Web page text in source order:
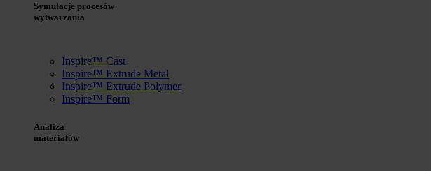
Symulacje procesów
wytwarzania
Inspire™ Cast
Inspire™ Extrude Metal
Inspire™ Extrude Polymer
Inspire™ Form
Analiza
materiałów